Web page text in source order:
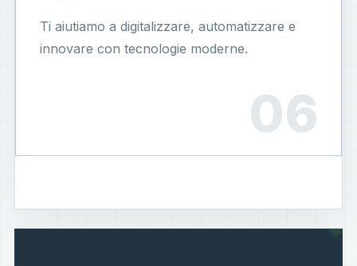
Ti aiutiamo a digitalizzare, automatizzare e
innovare con tecnologie moderne.